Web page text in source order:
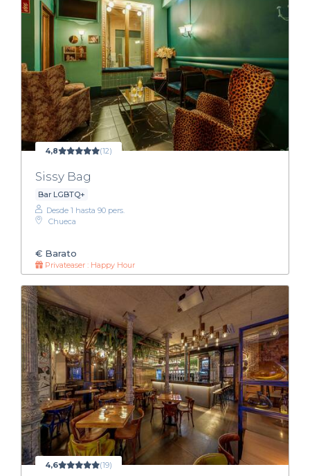
4,8 (12)
Sissy Bag
Bar LGBTQ+
Desde 1 hasta 90 pers.
Chueca
€ Barato
Privateaser : Happy Hour
4,6 (19)